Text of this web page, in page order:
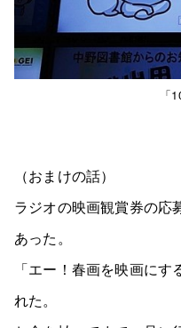
「
（おまけの話）
ラジオの映画観賞券の応
あった。
「エー！春画を映画に
れた。